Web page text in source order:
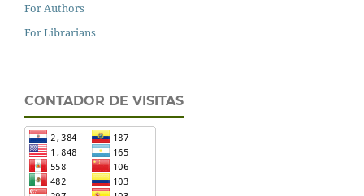
For Authors
For Librarians
CONTADOR DE VISITAS